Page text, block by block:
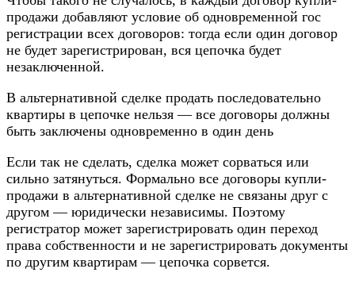
продажи добавляют условие об одновременной гос
регистрации всех договоров: тогда если один договор
не будет зарегистрирован, вся цепочка будет
незаключенной.
В альтернативной сделке продать последовательно
квартиры в цепочке нельзя — все договоры должны
быть заключены одновременно в один день
Если так не сделать, сделка может сорваться или
сильно затянуться. Формально все договоры купли-
продажи в альтернативной сделке не связаны друг с
другом — юридически независимы. Поэтому
регистратор может зарегистрировать один переход
права собственности и не зарегистрировать документы
по другим квартирам — цепочка сорвется.